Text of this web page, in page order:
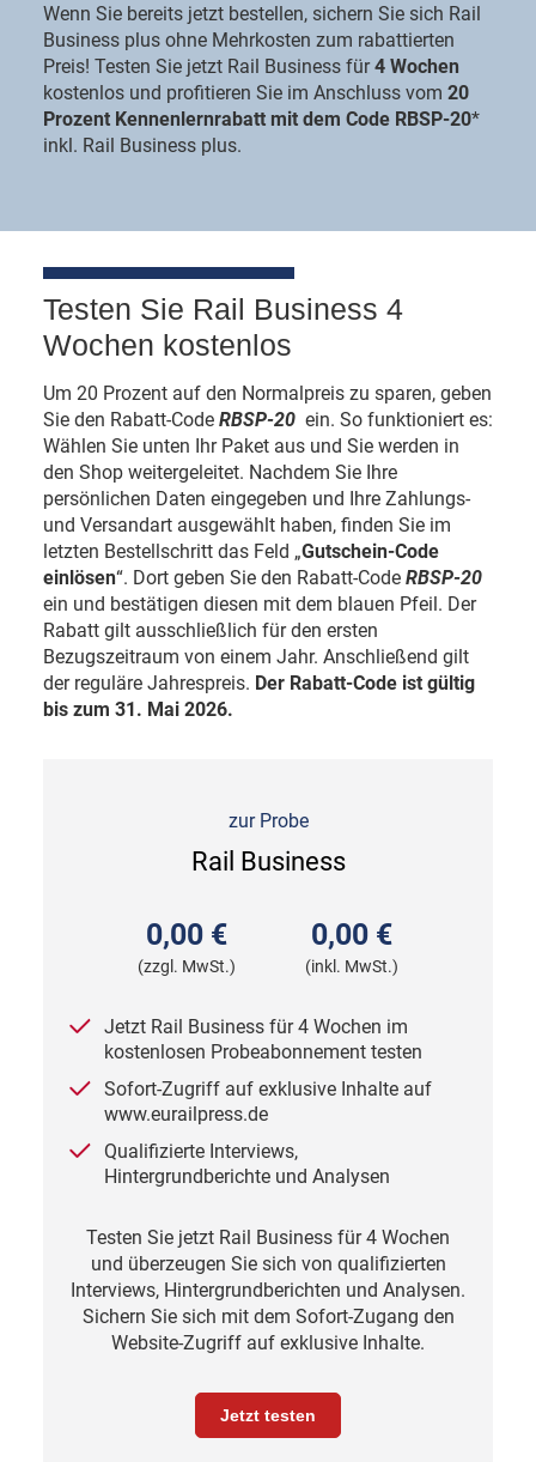
Wenn Sie bereits jetzt bestellen, sichern Sie sich Rail
Business plus ohne Mehrkosten zum rabattierten
Preis! Testen Sie jetzt Rail Business für4 Wochen
kostenlos und profitieren Sie im Anschluss vom 20
Prozent Kennenlernrabatt mit dem Code RBSP-20*
inkl. Rail Business plus.
Testen Sie Rail Business 4
Wochen kostenlos
Um 20 Prozent auf den Normalpreis zu sparen, geben
Sie den Rabatt-Code RBSP-20 ein. So funktioniert es:
Wählen Sie unten Ihr Paket aus und Sie werden in
den Shop weitergeleitet. Nachdem Sie Ihre
persönlichen Daten eingegeben und Ihre Zahlungs-
und Versandart ausgewählt haben, finden Sie im
letzten Bestellschritt das Feld „Gutschein-Code
einlösen“. Dort geben Sie den Rabatt-Code RBSP-20
ein und bestätigen diesen mit dem blauen Pfeil. Der
Rabatt gilt ausschließlich für den ersten
Bezugszeitraum von einem Jahr. Anschließend gilt
der reguläre Jahrespreis. Der Rabatt-Code ist gültig
bis zum 31. Mai 2026.
zur Probe
Rail Business
0,00 €
(zzgl. MwSt.)
0,00 €
(inkl. MwSt.)
Jetzt Rail Business für 4 Wochen im
kostenlosen Probeabonnement testen
Sofort-Zugriff auf exklusive Inhalte auf
www.eurailpress.de
Qualifizierte Interviews,
Hintergrundberichte und Analysen
Testen Sie jetzt Rail Business für 4 Wochen
und überzeugen Sie sich von qualifizierten
Interviews, Hintergrundberichten und Analysen.
Sichern Sie sich mit dem Sofort-Zugang den
Website-Zugriff auf exklusive Inhalte.
Jetzt testen